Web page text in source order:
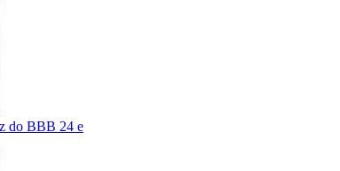
do BBB 24 e